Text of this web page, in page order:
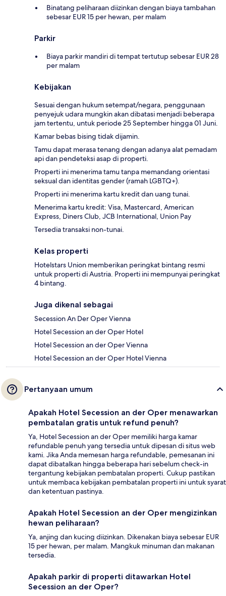
Binatang peliharaan diizinkan dengan biaya tambahan
sebesar EUR 15 per hewan, per malam
Parkir
Biaya parkir mandiri di tempat tertutup sebesar EUR 28
per malam
Kebijakan
Sesuai dengan hukum setempat/negara, penggunaan
penyejuk udara mungkin akan dibatasi menjadi beberapa
jam tertentu, untuk periode 25 September hingga 01 Juni.
Kamar bebas bising tidak dijamin.
Tamu dapat merasa tenang dengan adanya alat pemadam
api dan pendeteksi asap di properti.
Properti ini menerima tamu tanpa memandang orientasi
seksual dan identitas gender (ramah LGBTQ+).
Properti ini menerima kartu kredit dan uang tunai.
Menerima kartu kredit: Visa, Mastercard, American
Express, Diners Club, JCB International, Union Pay
Tersedia transaksi non-tunai.
Kelas properti
Hotelstars Union memberikan peringkat bintang resmi
untuk properti di Austria. Properti ini mempunyai peringkat
4 bintang.
Juga dikenal sebagai
Secession An Der Oper Vienna
Hotel Secession an der Oper Hotel
Hotel Secession an der Oper Vienna
Hotel Secession an der Oper Hotel Vienna
Pertanyaan umum
Apakah Hotel Secession an der Oper menawarkan
pembatalan gratis untuk refund penuh?
Ya, Hotel Secession an der Oper memiliki harga kamar
refundable penuh yang tersedia untuk dipesan di situs web
kami. Jika Anda memesan harga refundable, pemesanan ini
dapat dibatalkan hingga beberapa hari sebelum check-in
tergantung kebijakan pembatalan properti. Cukup pastikan
untuk membaca kebijakan pembatalan properti ini untuk syarat
dan ketentuan pastinya.
Apakah Hotel Secession an der Oper mengizinkan
hewan peliharaan?
Ya, anjing dan kucing diizinkan. Dikenakan biaya sebesar EUR
15 per hewan, per malam. Mangkuk minuman dan makanan
tersedia.
Apakah parkir di properti ditawarkan Hotel
Secession an der Oper?